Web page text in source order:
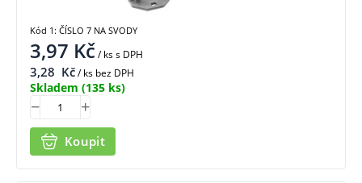
3,97 Kč/ kss DPH
3,28 Kč/ ks bez DPH
Skladem (135 ks)
Koupit
Kód 1: ČÍSLO 7 NA SVODY